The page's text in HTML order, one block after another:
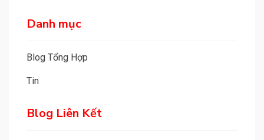
Danh mục
Blog Tổng Hợp
Tin
Blog Liên Kết